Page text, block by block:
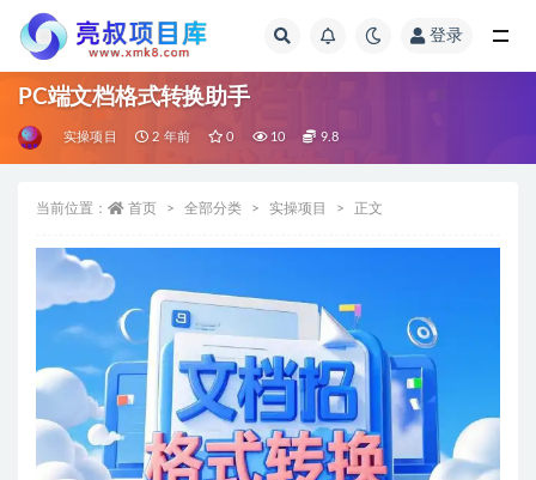
登录
PC端文档格式转换助手
实操项目 2 年前 0 10 9.8
当前位置： 首页 全部分类 实操项目 正文